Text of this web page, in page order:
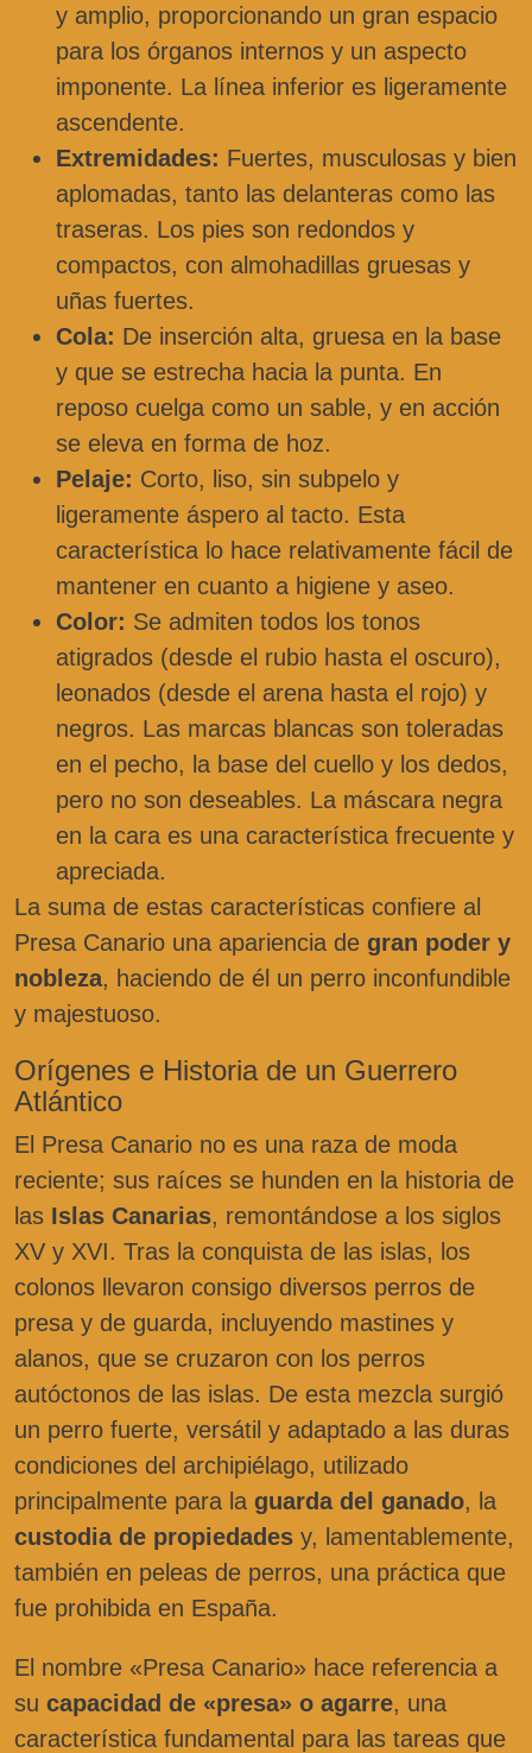
y amplio, proporcionando un gran espacio
para los órganos internos y un aspecto
imponente. La línea inferior es ligeramente
ascendente.
Extremidades: Fuertes, musculosas y bien
aplomadas, tanto las delanteras como las
traseras. Los pies son redondos y
compactos, con almohadillas gruesas y
uñas fuertes.
Cola: De inserción alta, gruesa en la base
y que se estrecha hacia la punta. En
reposo cuelga como un sable, y en acción
se eleva en forma de hoz.
Pelaje: Corto, liso, sin subpelo y
ligeramente áspero al tacto. Esta
característica lo hace relativamente fácil de
mantener en cuanto a higiene y aseo.
Color: Se admiten todos los tonos
atigrados (desde el rubio hasta el oscuro),
leonados (desde el arena hasta el rojo) y
negros. Las marcas blancas son toleradas
en el pecho, la base del cuello y los dedos,
pero no son deseables. La máscara negra
en la cara es una característica frecuente y
apreciada.
La suma de estas características confiere al
Presa Canario una apariencia de gran poder y
nobleza, haciendo de él un perro inconfundible
y majestuoso.
Orígenes e Historia de un Guerrero
Atlántico
El Presa Canario no es una raza de moda
reciente; sus raíces se hunden en la historia de
las Islas Canarias, remontándose a los siglos
XV y XVI. Tras la conquista de las islas, los
colonos llevaron consigo diversos perros de
presa y de guarda, incluyendo mastines y
alanos, que se cruzaron con los perros
autóctonos de las islas. De esta mezcla surgió
un perro fuerte, versátil y adaptado a las duras
condiciones del archipiélago, utilizado
principalmente para la guarda del ganado, la
custodia de propiedades y, lamentablemente,
también en peleas de perros, una práctica que
fue prohibida en España.
El nombre «Presa Canario» hace referencia a
su capacidad de «presa» o agarre, una
característica fundamental para las tareas que